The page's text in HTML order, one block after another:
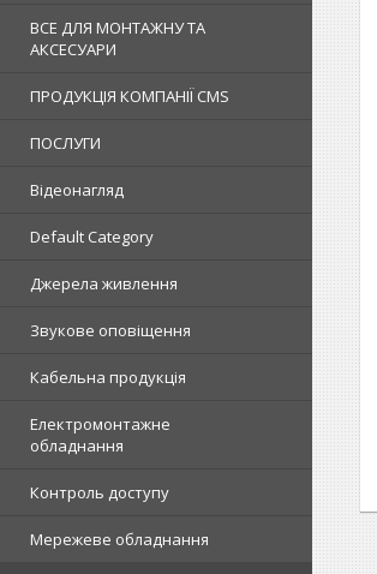
ВСЕ ДЛЯ МОНТАЖНУ ТА
АКСЕСУАРИ
ПРОДУКЦІЯ КОМПАНІЇ CMS
ПОСЛУГИ
Відеонагляд
Default Category
Джерела живлення
Звукове оповіщення
Кабельна продукція
Електромонтажне
обладнання
Контроль доступу
Мережеве обладнання